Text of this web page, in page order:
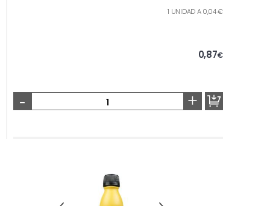
1 UNIDAD A 0,04 €
0,87€
- +